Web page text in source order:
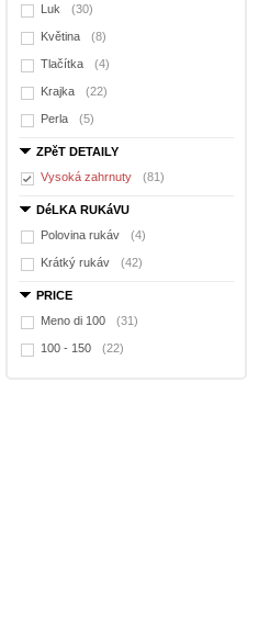
Luk (30)
Květina (8)
Tlačítka (4)
Krajka (22)
Perla (5)
ZPěT DETAILY
Vysoká zahrnuty
(81)
DéLKA RUKáVU
Polovina rukáv
(4)
Krátký rukáv (42)
PRICE
Meno di 100
(31)
100 - 150 (22)